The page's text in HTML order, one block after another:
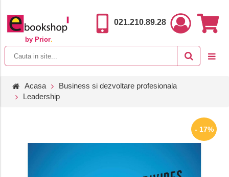
by Prior.
021.210.89.28
Acasa
Business si dezvoltare profesionala
Leadership
- 17%